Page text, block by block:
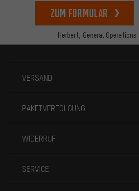
Herbert, General
zum Formular
VERSAND
PAKETVERFOLGUNG
WIDERRUF
SERVICE